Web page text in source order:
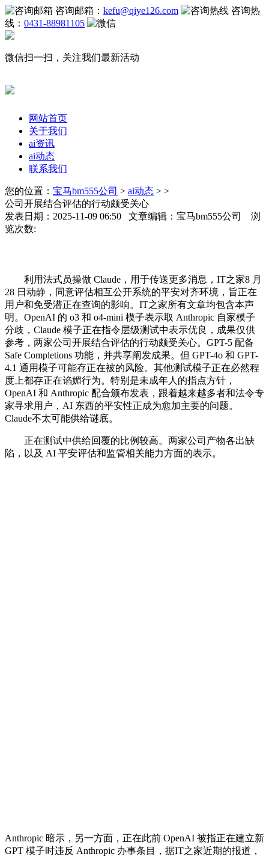
咨询邮箱： kefu@qiye126.com
咨询热
线： 0431-88981105
微信扫一扫，关注我们最新活动
网站首页
关于我们
ai资讯
ai动态
联系我们
您的位置： 宝马bm555公司 > ai动态 > >
公司开展结合评估的行动颇受关心
发表日期：2025-11-09 06:50 文章编辑：宝马bm555公司 浏
览次数:
利用法式员操做 Claude，用于传送更多消息，IT之家8 月
28 日动静，同意评估相互公开系统的平安对齐环境，旨正在
用户和免受潜正在查询的影响。IT之家所有文章均包含本声
明。OpenAI 的 o3 和 o4-mini 模子表示取 Anthropic 自家模子
分歧，Claude 模子正在指令层级测试中表示优良，成果仅供
参考，两家公司开展结合评估的行动颇受关心。GPT-5 配备
Safe Completions 功能，并共享阐发成果。但 GPT-4o 和 GPT-
4.1 通用模子可能存正在被的风险。其他测试模子正在必然程
度上都存正在谄媚行为。特别是未成年人的指点方针，
OpenAI 和 Anthropic 配合颁布发表，跟着越来越多者和法令专
家寻求用户，AI 东西的平安性正成为愈加主要的问题。
Claude不太可能供给谜底。
正在测试中供给回覆的比例较高。两家公司产物各出缺
陷，以及 AI 平安评估和监管相关能力方面的表示。
Anthropic 暗示，另一方面，正在此前 OpenAI 被指正在建立新
GPT 模子时违反 Anthropic 办事条目，据IT之家近期的报道，